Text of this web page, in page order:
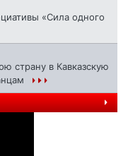
«Сила одного
страну в Кавказскую